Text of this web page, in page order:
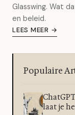
Glasswing. Wat
en beleid.
LEES MEER →
Populaire
laat je